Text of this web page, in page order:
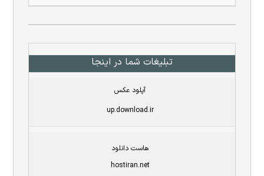
تبلیغات شما در اینجا
آپلود عکس
up.download.ir
هاست دانلود
hostiran.net